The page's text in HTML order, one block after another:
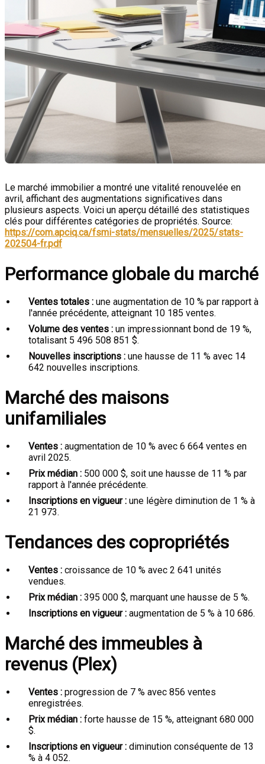
Le marché immobilier a montré une vitalité renouvelée en
avril, affichant des augmentations significatives dans
plusieurs aspects. Voici un aperçu détaillé des statistiques
clés pour différentes catégories de propriétés. Source:
https://com.apciq.ca/fsmi-stats/mensuelles/2025/stats-
202504-fr.pdf
Performance globale du marché
Ventes totales : une augmentation de 10 % par rapport à
l'année précédente, atteignant 10 185 ventes.
Volume des ventes : un impressionnant bond de 19 %,
totalisant 5 496 508 851 $.
Nouvelles inscriptions : une hausse de 11 % avec 14
642 nouvelles inscriptions.
Marché des maisons
unifamiliales
Ventes : augmentation de 10 % avec 6 664 ventes en
avril 2025.
Prix médian : 500 000 $, soit une hausse de 11 % par
rapport à l'année précédente.
Inscriptions en vigueur : une légère diminution de 1 % à
21 973.
Tendances des copropriétés
Ventes : croissance de 10 % avec 2 641 unités
vendues.
Prix médian : 395 000 $, marquant une hausse de 5 %.
Inscriptions en vigueur : augmentation de 5 % à 10 686.
Marché des immeubles à
revenus (Plex)
Ventes : progression de 7 % avec 856 ventes
enregistrées.
Prix médian : forte hausse de 15 %, atteignant 680 000
$.
Inscriptions en vigueur : diminution conséquente de 13
% à 4 052.